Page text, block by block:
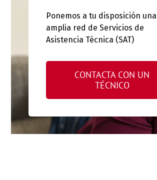
Ponemos a tu disposición una
amplia red de Servicios de
Asistencia Técnica (SAT)
CONTACTA CON UN
TÉCNICO